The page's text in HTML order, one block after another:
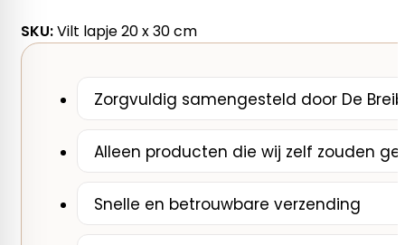
SKU:Vilt lapje 20 x 30 cm
Zorgvuldig samengesteld door De
Alleen producten die wij zelf zouden
Snelle en betrouwbare verzending